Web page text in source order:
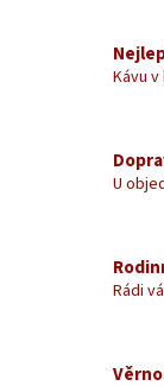
Kávu
U
Rádi